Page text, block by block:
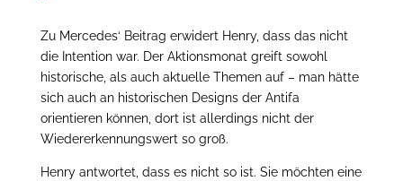
Zu Mercedes‘ Beitrag erwidert Henry, dass das nicht
die Intention war. Der Aktionsmonat greift sowohl
historische, als auch aktuelle Themen auf – man hätte
sich auch an historischen Designs der Antifa
orientieren können, dort ist allerdings nicht der
Wiedererkennungswert so groß.
Henry antwortet, dass es nicht so ist. Sie möchten eine